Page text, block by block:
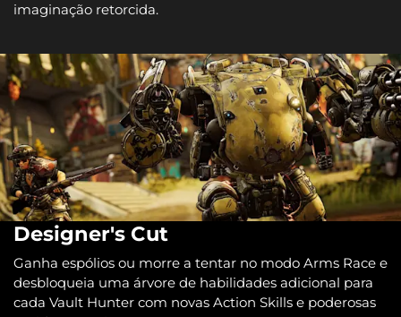
imaginação retorcida.
Designer's Cut
Ganha espólios ou morre a tentar no modo Arms Race e
desbloqueia uma árvore de habilidades adicional para
cada Vault Hunter com novas Action Skills e poderosas